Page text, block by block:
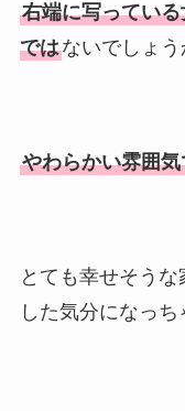
右端に写ってい
ではないでしょう
やわらかい雰囲
とても幸せそう
した気分になっち